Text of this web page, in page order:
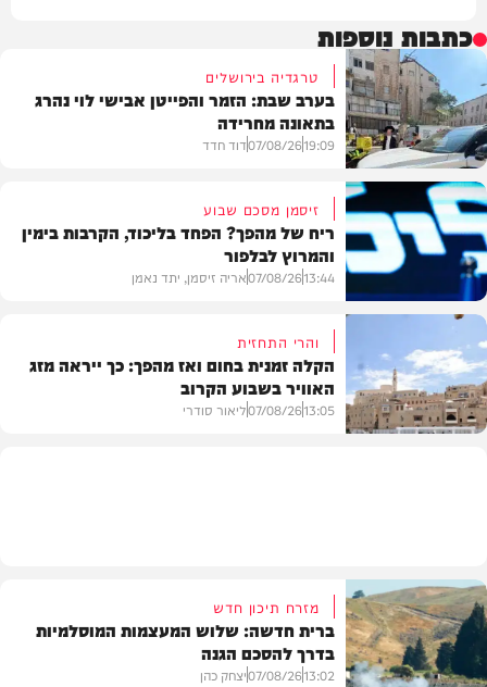
כתבות נוספות
בארץ
טרגדיה בירושלים
בערב שבת: הזמר והפייטן אבישי לוי נהרג
בתאונה מחרידה
19:09
07/08/26דוד חדד
פוליטי
זיסמן מסכם שבוע
ריח של מהפך? הפחד בליכוד, הקרבות בימין
והמרוץ לבלפור
13:44
07/08/26אריה זיסמן, יתד נאמן
והרי התחזית
הקלה זמנית בחום ואז מהפך: כך ייראה מזג
האוויר בשבוע הקרוב
13:05
07/08/26ליאור סודרי
מזרח תיכון חדש
ברית חדשה: שלוש המעצמות המוסלמיות
בדרך להסכם הגנה
13:02
07/08/26יצחק כהן